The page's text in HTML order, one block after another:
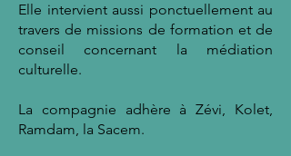
Elle intervient aussi ponctuellement au
travers de missions de formation et de
conseil concernant la médiation
culturelle.
La compagnie adhère à Zévi, Kolet,
Ramdam, la Sacem.